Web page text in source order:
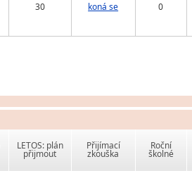
30 koná se 0
LETOS: plán
přijmout
Přijímací
zkouška
Roční
školné